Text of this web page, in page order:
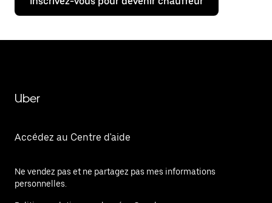
Uber
Accédez au Centre d'aide
Ne vendez pas et ne partagez pas mes informations
personnelles.